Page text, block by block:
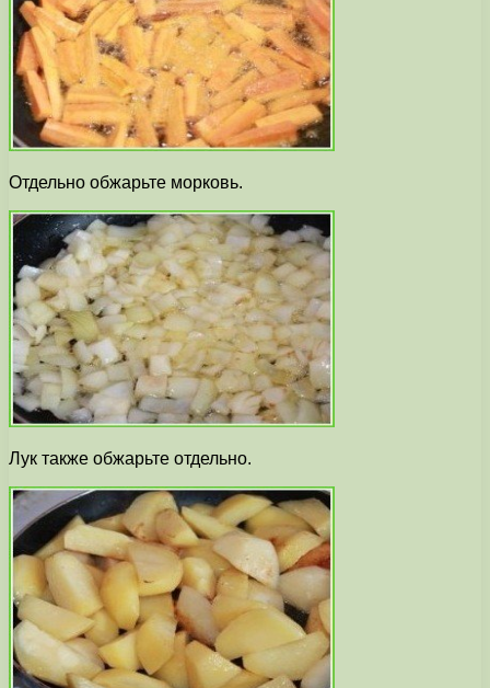
Отдельно обжарьте морковь.
Лук также обжарьте отдельно.